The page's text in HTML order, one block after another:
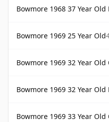
Bowmore 1968 37 Year
Bowmore 1969 25 Year Old
Bowmore 1969 32 Year Old
Bowmore 1969 32 Year
Bowmore 1969 33 Year Old